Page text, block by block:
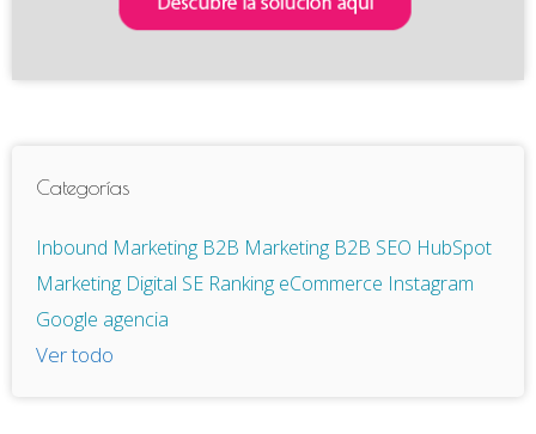
Categorías
Inbound Marketing B2B Marketing B2B SEO HubSpot
Marketing Digital SE Ranking eCommerce Instagram
Google agencia
Ver todo